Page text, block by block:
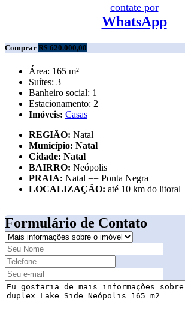
contate por
WhatsApp
Comprar R$ 620.000,00
Área: 165 m²
Suítes: 3
Banheiro social: 1
Estacionamento: 2
Imóveis: Casas
REGIÃO: Natal
Município: Natal
Cidade: Natal
BAIRRO: Neópolis
PRAIA: Natal == Ponta Negra
LOCALIZAÇÃO: até 10 km do litoral
Formulário de Contato